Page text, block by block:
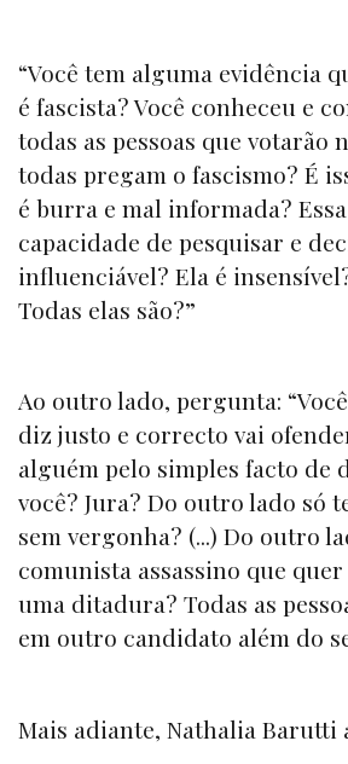
“Você tem alguma evidência
é fascista? Você conheceu e
todas as pessoas que votarão
todas pregam o fascismo? É
é burra e mal informada?
capacidade de pesquisar e
influenciável? Ela é
Todas elas são?”
Ao outro lado, pergunta:
diz justo e correcto vai
alguém pelo simples facto de
você? Jura? Do outro lado só
sem vergonha? (...) Do outro
comunista assassino que
uma ditadura? Todas as
em outro candidato além do
Mais adiante, Nathalia Barutti